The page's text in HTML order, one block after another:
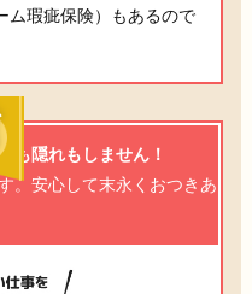
ム瑕疵保険）もあるので
も隠れもしません！
。安心して末永くおつきあ